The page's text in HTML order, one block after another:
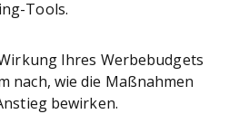
Tools.
Ihres Werbebudgets
nach, wie die Maßnahmen
bewirken.